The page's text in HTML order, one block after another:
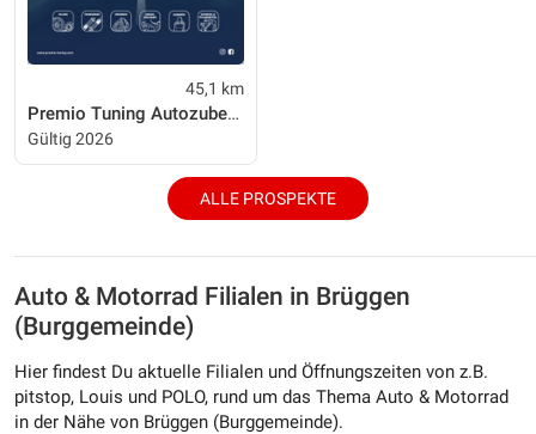
45,1 km
Premio Tuning Autozubehörkatalog 2026
Gültig 2026
ALLE PROSPEKTE
Auto & Motorrad Filialen in Brüggen
(Burggemeinde)
Hier findest Du aktuelle Filialen und Öffnungszeiten von z.B.
pitstop, Louis und POLO, rund um das Thema Auto & Motorrad
in der Nähe von Brüggen (Burggemeinde).